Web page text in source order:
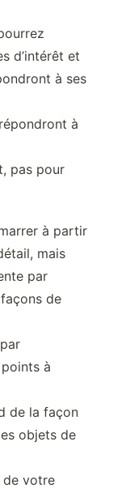
d’intérêt et
à ses
à
pas pour
à partir
mais
par
de
à
de la façon
objets de
de votre